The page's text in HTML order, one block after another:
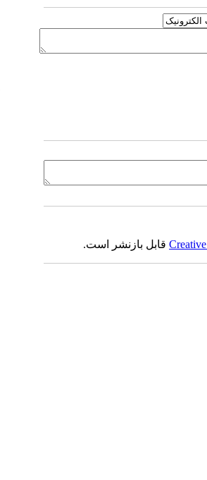
قابل بازنشر است.